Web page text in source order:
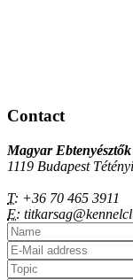
Contact
Magyar
1119 Budapest
T: +36 70 465 3911
E: